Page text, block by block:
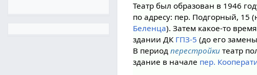
Театр был образован в 1946
по адресу: пер. Подгорный, 15
Беленца). Затем какое-то
здании ДК ГПЗ-5 (до его
В периодперестройки театр
здание в начале пер.